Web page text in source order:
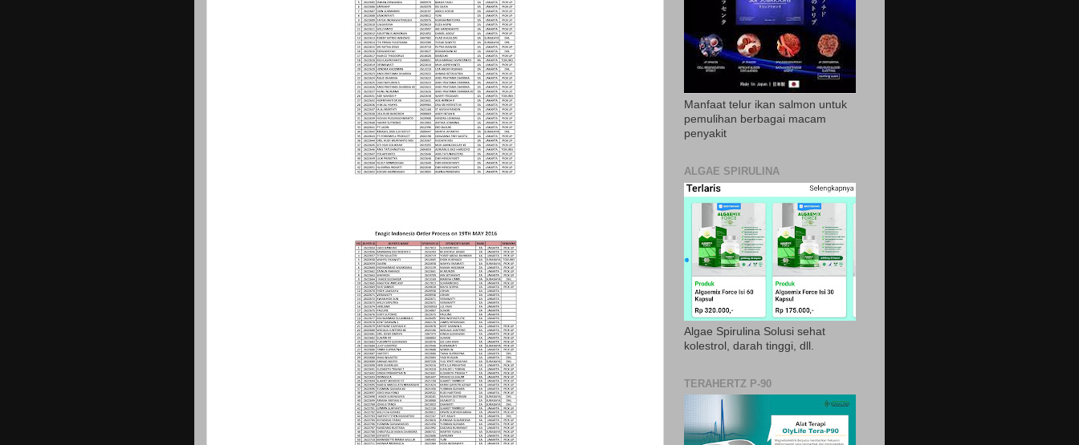
Manfaat telur ikan salmon untuk
pemulihan berbagai macam
penyakit
ALGAE SPIRULINA
Algae Spirulina Solusi sehat
kolestrol, darah tinggi, dll.
TERAHERTZ P-90